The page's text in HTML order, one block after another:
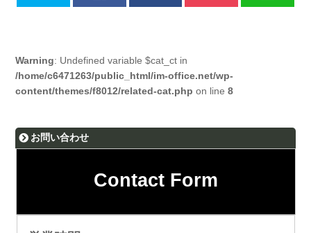
Warning: Undefined variable $cat_ct in
/home/c6471263/public_html/im-office.net/wp-
content/themes/f8012/related-cat.php on line8
お問い合わせ
Contact Form